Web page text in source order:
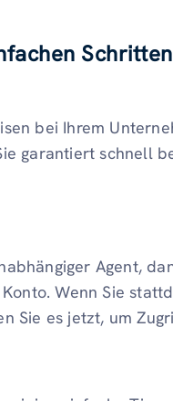
bei Ihrem
garantiert schnell
Agent,
Wenn Sie
Sie es jetzt, um